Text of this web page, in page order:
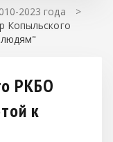
2023 года
>
Копыльского
РКБО
к